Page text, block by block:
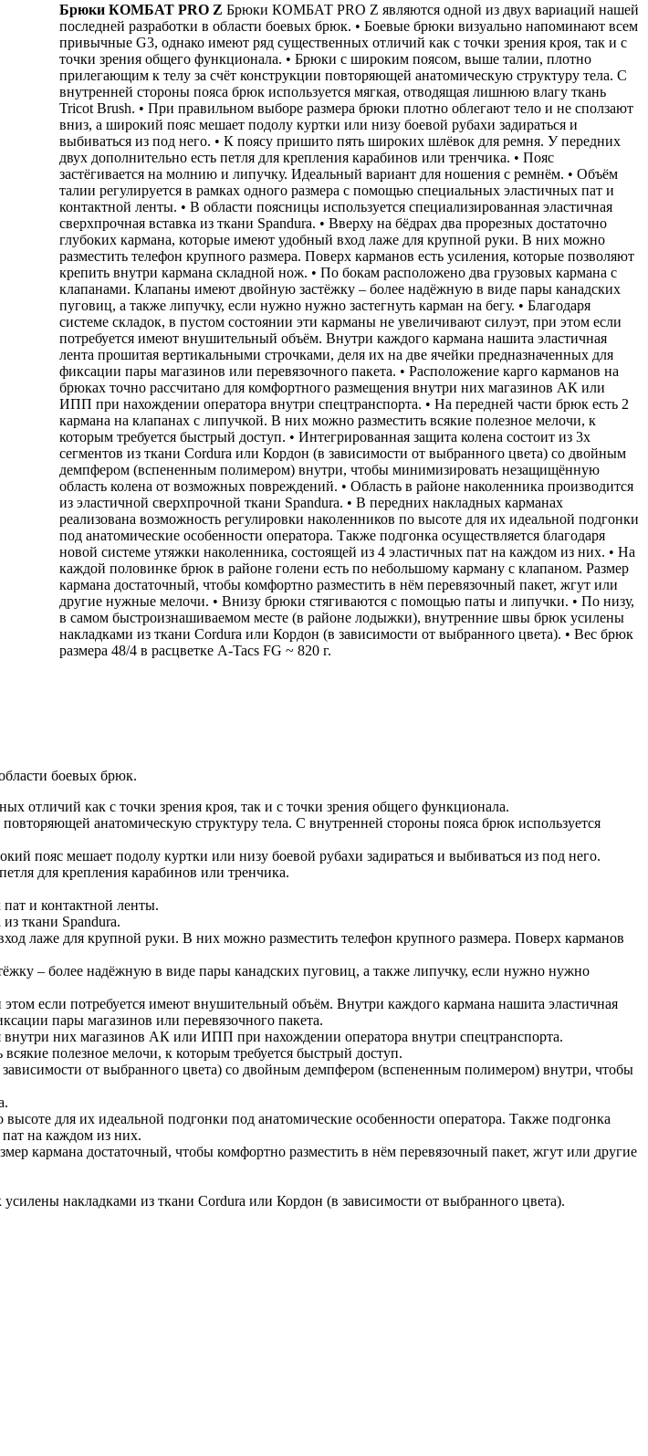
Брюки КОМБАТ PRO Z Брюки КОМБАТ PRO Z являются одной из двух вариаций нашей
последней разработки в области боевых брюк. • Боевые брюки визуально напоминают всем
привычные G3, однако имеют ряд существенных отличий как с точки зрения кроя, так и с
точки зрения общего функционала. • Брюки с широким поясом, выше талии, плотно
прилегающим к телу за счёт конструкции повторяющей анатомическую структуру тела. С
внутренней стороны пояса брюк используется мягкая, отводящая лишнюю влагу ткань
Tricot Brush. • При правильном выборе размера брюки плотно облегают тело и не сползают
вниз, а широкий пояс мешает подолу куртки или низу боевой рубахи задираться и
выбиваться из под него. • К поясу пришито пять широких шлёвок для ремня. У передних
двух дополнительно есть петля для крепления карабинов или тренчика. • Пояс
застёгивается на молнию и липучку. Идеальный вариант для ношения с ремнём. • Объём
талии регулируется в рамках одного размера с помощью специальных эластичных пат и
контактной ленты. • В области поясницы используется специализированная эластичная
сверхпрочная вставка из ткани Spandura. • Вверху на бёдрах два прорезных достаточно
глубоких кармана, которые имеют удобный вход лаже для крупной руки. В них можно
разместить телефон крупного размера. Поверх карманов есть усиления, которые позволяют
крепить внутри кармана складной нож. • По бокам расположено два грузовых кармана с
клапанами. Клапаны имеют двойную застёжку – более надёжную в виде пары канадских
пуговиц, а также липучку, если нужно нужно застегнуть карман на бегу. • Благодаря
системе складок, в пустом состоянии эти карманы не увеличивают силуэт, при этом если
потребуется имеют внушительный объём. Внутри каждого кармана нашита эластичная
лента прошитая вертикальными строчками, деля их на две ячейки предназначенных для
фиксации пары магазинов или перевязочного пакета. • Расположение карго карманов на
брюках точно рассчитано для комфортного размещения внутри них магазинов АК или
ИПП при нахождении оператора внутри спецтранспорта. • На передней части брюк есть 2
кармана на клапанах с липучкой. В них можно разместить всякие полезное мелочи, к
которым требуется быстрый доступ. • Интегрированная защита колена состоит из 3х
сегментов из ткани Cordura или Кордон (в зависимости от выбранного цвета) со двойным
демпфером (вспененным полимером) внутри, чтобы минимизировать незащищённую
область колена от возможных повреждений. • Область в районе наколенника производится
из эластичной сверхпрочной ткани Spandura. • В передних накладных карманах
реализована возможность регулировки наколенников по высоте для их идеальной подгонки
под анатомические особенности оператора. Также подгонка осуществляется благодаря
новой системе утяжки наколенника, состоящей из 4 эластичных пат на каждом из них. • На
каждой половинке брюк в районе голени есть по небольшому карману с клапаном. Размер
кармана достаточный, чтобы комфортно разместить в нём перевязочный пакет, жгут или
другие нужные мелочи. • Внизу брюки стягиваются с помощью паты и липучки. • По низу,
в самом быстроизнашиваемом месте (в районе лодыжки), внутренние швы брюк усилены
накладками из ткани Cordura или Кордон (в зависимости от выбранного цвета). • Вес брюк
размера 48/4 в расцветке A-Tacs FG ~ 820 г.
боевых брюк.
отличий как с точки зрения кроя, так и с точки зрения общего функционала.
анатомическую структуру тела. С внутренней стороны пояса брюк используется
пояс мешает подолу куртки или низу боевой рубахи задираться и выбиваться из под него.
для крепления карабинов или тренчика.
и контактной ленты.
ткани Spandura.
лаже для крупной руки. В них можно разместить телефон крупного размера. Поверх карманов
– более надёжную в виде пары канадских пуговиц, а также липучку, если нужно нужно
если потребуется имеют внушительный объём. Внутри каждого кармана нашита эластичная
пары магазинов или перевязочного пакета.
них магазинов АК или ИПП при нахождении оператора внутри спецтранспорта.
полезное мелочи, к которым требуется быстрый доступ.
от выбранного цвета) со двойным демпфером (вспененным полимером) внутри, чтобы
для их идеальной подгонки под анатомические особенности оператора. Также подгонка
пат на каждом из них.
кармана достаточный, чтобы комфортно разместить в нём перевязочный пакет, жгут или другие
накладками из ткани Cordura или Кордон (в зависимости от выбранного цвета).